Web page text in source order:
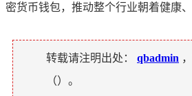
密货币钱包，推动整个行业朝着健康
转载请注明出处： qbadmin
（）。